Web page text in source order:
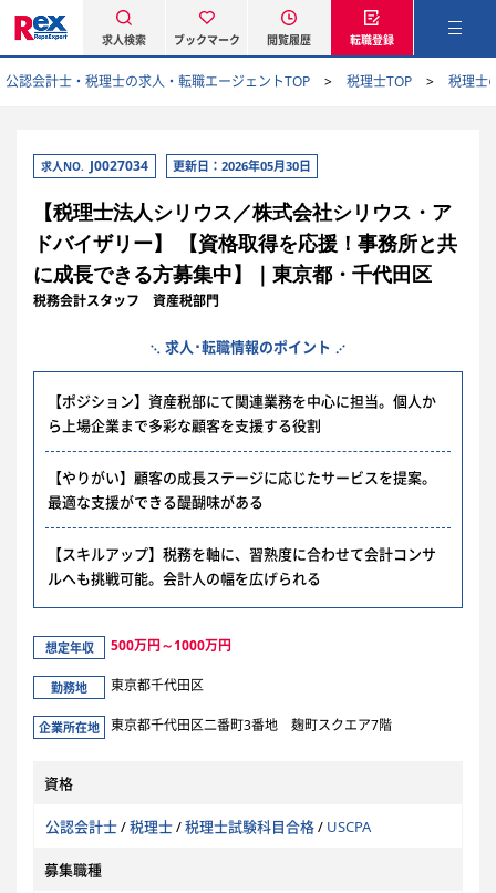
求人検索 ブックマーク 閲覧履歴 転職登録
公認会計士・税理士の求人・転職エージェントTOP 税理士TOP 税理士
求人NO. J0027034 更新日：2026年05月30日
【税理士法人シリウス／株式会社シリウス・ア
ドバイザリー】 【資格取得を応援！事務所と共
に成長できる方募集中】｜東京都・千代田区
税務会計スタッフ 資産税部門
求人･転職情報のポイント
【ポジション】資産税部にて関連業務を中心に担当。個人か
ら上場企業まで多彩な顧客を支援する役割
【やりがい】顧客の成長ステージに応じたサービスを提案。
最適な支援ができる醍醐味がある
【スキルアップ】税務を軸に、習熟度に合わせて会計コンサ
ルへも挑戦可能。会計人の幅を広げられる
想定年収 500万円～1000万円
勤務地 東京都千代田区
企業所在地 東京都千代田区二番町3番地 麹町スクエア7階
資格
公認会計士/税理士/税理士試験科目合格/ USCPA
募集職種